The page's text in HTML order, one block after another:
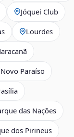
Jóquei Club
Lourdes
Novo Paraíso
das Nações
dos Pirineus